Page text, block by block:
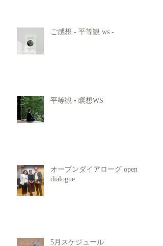
ご感想 - 平等観 ws -
平等観 • 瞑想WS
オープンダイアローグ open
dialogue
5月スケジュール